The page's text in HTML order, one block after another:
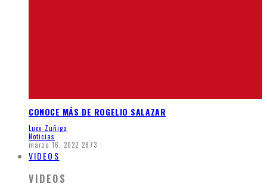
CONOCE MÁS DE ROGELIO SALAZAR
Lucy Zuñiga
Noticias
marzo 16, 2022 2873
VIDEOS
VIDEOS